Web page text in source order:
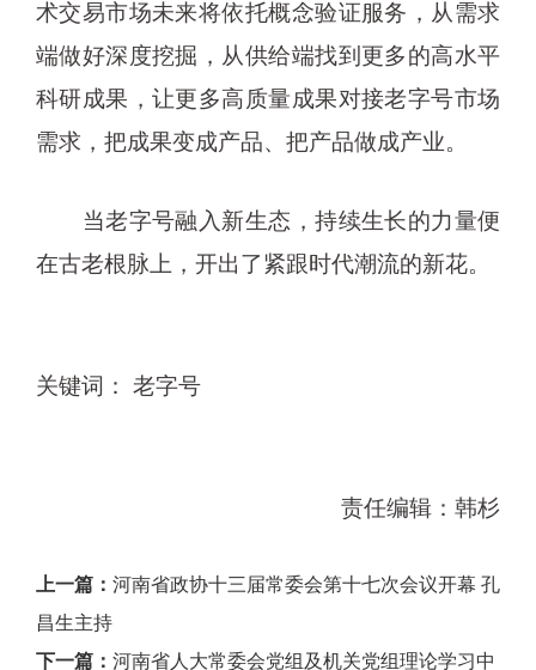
术交易市场未来将依托概念验证服务，从需求
端做好深度挖掘，从供给端找到更多的高水平
科研成果，让更多高质量成果对接老字号市场
需求，把成果变成产品、把产品做成产业。
当老字号融入新生态，持续生长的力量便
在古老根脉上，开出了紧跟时代潮流的新花。
关键词： 老字号
责任编辑：韩杉
上一篇： 河南省政协十三届常委会第十七次会议开幕 孔
昌生主持
下一篇： 河南省人大常委会党组及机关党组理论学习中